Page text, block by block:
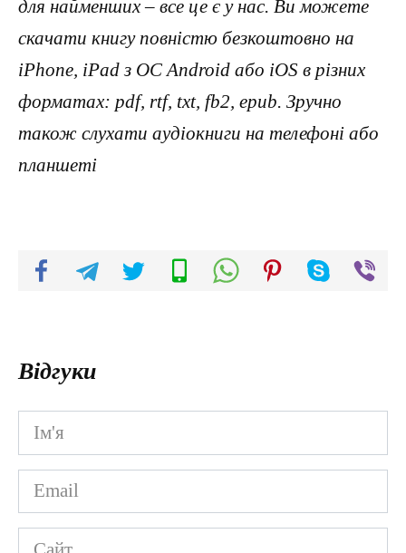
для найменших – все це є у нас. Ви можете
скачати книгу повністю безкоштовно на
iPhone, iPad з ОС Android або iOS в різних
форматах: pdf, rtf, txt, fb2, epub. Зручно
також слухати аудіокниги на телефоні або
планшеті
Відгуки
Ім'я
*
Email
*
Сайт